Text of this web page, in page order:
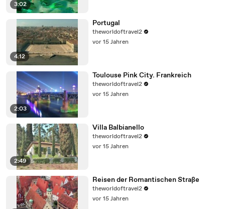
3:02
4:12
Portugal
theworldoftravel2
vor 15 Jahren
2:03
Toulouse Pink City. Frankreich
theworldoftravel2
vor 15 Jahren
2:49
Villa Balbianello
theworldoftravel2
vor 15 Jahren
Reisen der Romantischen Straße
theworldoftravel2
vor 15 Jahren